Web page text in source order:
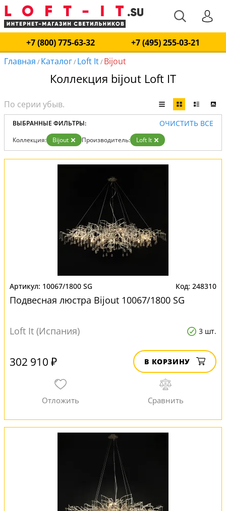
+7 (800) 775-63-32
+7 (495) 255-03-21
Главная / Каталог/ Loft It/ Bijout
Коллекция bijout Loft IT
ВЫБРАННЫЕ ФИЛЬТРЫ: ОЧИСТИТЬ ВСЕ
Коллекция: Bijout Производитель: Loft It
10067/1800 SG 248310
Подвесная люстра Bijout 10067/1800 SG
Loft It (Испания) 3 шт.
302 910 ₽ В КОРЗИНУ